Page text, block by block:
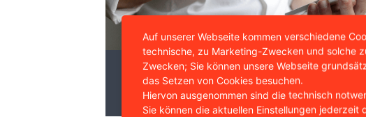
Auf unserer Webseite kommen verschiedene
technische, zu Marketing-Zwecken und solche
Zwecken; Sie können unsere Webseite
das Setzen von Cookies besuchen.
Hiervon ausgenommen sind die technisch
Sie können die aktuellen Einstellungen jederzeit